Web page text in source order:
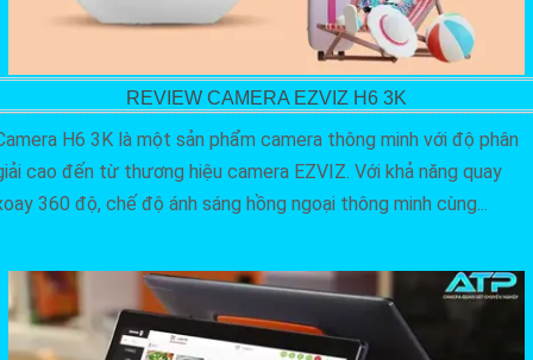
REVIEW CAMERA EZVIZ H6 3K
H6 3K là một sản phẩm camera thông minh với độ phân
cao đến từ thương hiệu camera EZVIZ. Với khả năng quay
360 độ, chế độ ánh sáng hồng ngoại thông minh cùng...